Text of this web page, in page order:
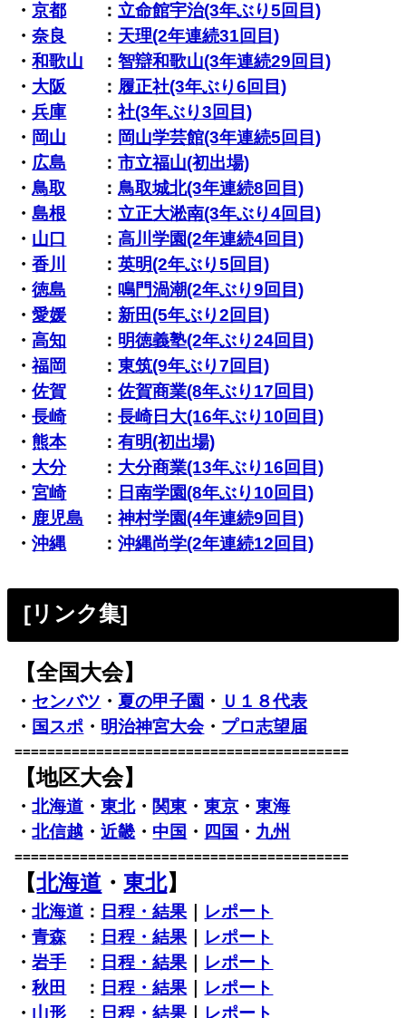
・京都 ： 立命館宇治(3年ぶり5回目)
・奈良 ： 天理(2年連続31回目)
・和歌山 ：智辯和歌山(3年連続29回目)
・ 大阪 ： 履正社(3年ぶり6回目)
・兵庫 ：社(3年ぶり3回目)
・ 岡山 ： 岡山学芸館(3年連続5回目)
・ 広島 ：市立福山(初出場)
・ 鳥取 ： 鳥取城北(3年連続8回目)
・島根 ： 立正大淞南(3年ぶり4回目)
・ 山口 ：高川学園(2年連続4回目)
・香川 ：英明(2年ぶり5回目)
・徳島 ： 鳴門渦潮(2年ぶり9回目)
・愛媛 ： 新田(5年ぶり2回目)
・高知 ： 明徳義塾(2年ぶり24回目)
・福岡 ：東筑(9年ぶり7回目)
・佐賀 ：佐賀商業(8年ぶり17回目)
・長崎：長崎日大(16年ぶり10回目)
・ 熊本：有明(初出場)
・ 大分： 大分商業(13年ぶり16回目)
・宮崎： 日南学園(8年ぶり10回目)
・ 鹿児島 ：神村学園(4年連続9回目)
・沖縄 ：沖縄尚学(2年連続12回目)
[リンク集]
【全国大会】
・ センバツ ・ 夏の甲子園 ・ Ｕ１８代表
・ 国スポ ・ 明治神宮大会・ プロ志望届
=========================================
【地区大会】
・北海道 ・東北・ 関東 ・東京 ・東海
・北信越 ・近畿 ・ 中国 ・ 四国 ・ 九州
=========================================
【北海道 ・ 東北】
・北海道 ： 日程・結果
レポート
・青森 ： 日程・結果
レポート
・岩手 ： 日程・結果
レポート
・秋田 ： 日程・結果
レポート
・ 山形 ： 日程・結果 レポート